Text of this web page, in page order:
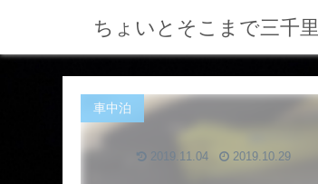
ちょいとそこまで三千里
車中泊
2019.11.04 2019.10.29